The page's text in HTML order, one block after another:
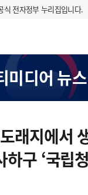
식 전자정부 누리집입니다.
미디어 뉴스
래지에서
하구 ‘국립